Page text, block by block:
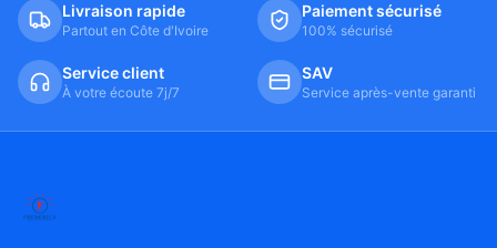
Livraison rapide
Partout en Côte d'Ivoire
Paiement sécurisé
100% sécurisé
Service client
À votre écoute 7j/7
SAV
Service après-vente garanti